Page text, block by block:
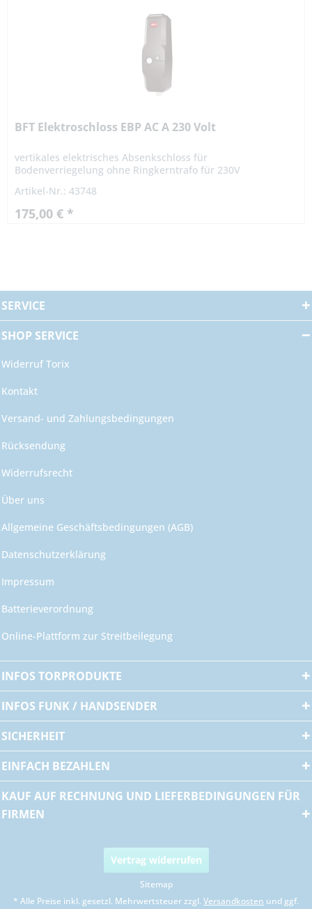
BFT Elektroschloss EBP AC A 230 Volt
vertikales elektrisches Absenkschloss für
Bodenverriegelung ohne Ringkerntrafo für 230V
zurückgezogenen Riegel 200 mA...
Artikel-Nr.: 43748
175,00 € *
SERVICE
SHOP SERVICE
Widerruf Torix
Kontakt
Versand- und Zahlungsbedingungen
Rücksendung
Widerrufsrecht
Über uns
Allgemeine Geschäftsbedingungen (AGB)
Datenschutzerklärung
Impressum
Batterieverordnung
Online-Plattform zur Streitbeilegung
INFOS TORPRODUKTE
INFOS FUNK / HANDSENDER
SICHERHEIT
EINFACH BEZAHLEN
KAUF AUF RECHNUNG UND LIEFERBEDINGUNGEN FÜR
FIRMEN
Vertrag widerrufen
Sitemap
* Alle Preise inkl. gesetzl. Mehrwertsteuer zzgl. Versandkosten und ggf.